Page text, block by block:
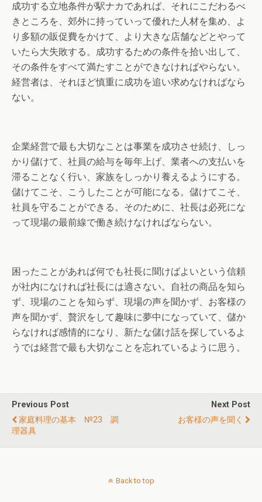
成功する立地条件が駅ナカであれば、それにこだわるべ
きところを、郊外に持っていって優れた人材を集め、よ
り多額の販促費をかけて、より大きな店舗などとやって
いたら大失敗する。成功するための条件を拾い出して、
その条件をすべて満たすことができなければやらない。
経営者は、それほど慎重に成功を追い求めなければなら
ない。
企業経営で最も大切なことは事業を成功させ続け、しっ
かり儲けて、社員の給与を毎年上げ、業者への支払いを
滞ることなく行い、家族をしっかり養えるようにする。
儲けてこそ、こうしたことが可能になる。儲けてこそ、
社員を守ることができる。そのために、社長は必死にな
って現場の最前線で働き続けなければならない。
困ったことがあれば何でも社長に聞けばよいという信頼
が社内になければ社長には適さない。自社の商品を知ら
ず、現場のことを知らず、現場の声を聞かず、お客様の
声を聞かず、贅沢をして趣味に夢中になっていて、儲か
らなければ感情的になり、新たな儲け話を探しているよ
うでは経営で最も大切なことを忘れているように思う。
Previous Post
家庭料理の基本 №23 調
理器具
Next Post
お客様の声を聞く
Back to top